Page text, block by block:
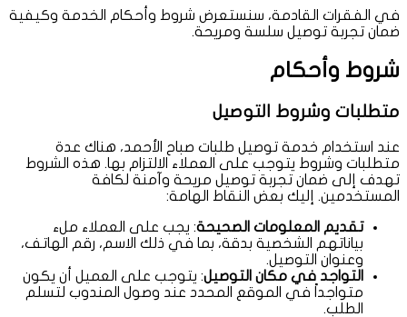
في الفقرات القادمة، سنستعرض شروط وأحكام الخدمة وكيفية
ضمان تجربة توصيل سلسة ومريحة.
شروط وأحكام
متطلبات وشروط التوصيل
عند استخدام خدمة توصيل طلبات صباح الأحمد، هناك عدة
متطلبات وشروط يتوجب على العملاء الالتزام بها. هذه الشروط
تهدف إلى ضمان تجربة توصيل مريحة وآمنة لكافة
المستخدمين. إليك بعض النقاط الهامة:
تقديم المعلومات الصحيحة: يجب على العملاء ملء
بياناتهم الشخصية بدقة، بما في ذلك الاسم، رقم الهاتف،
وعنوان التوصيل.
التواجد في مكان التوصيل: يتوجب على العميل أن يكون
متواجداً في الموقع المحدد عند وصول المندوب لتسلم
الطلب.